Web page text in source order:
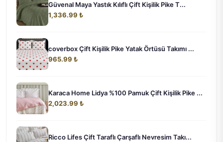
Güvenal Maya Yastık Kılıflı Çift Kişilik Pike T...
1,336.99 ₺
coverbox Çift Kişilik Pike Yatak Örtüsü Takımı ...
965.99 ₺
Karaca Home Lidya %100 Pamuk Çift Kişilik Pike ...
2,023.99 ₺
Ricco Lifes Çift Taraflı Çarşaflı Nevresim Takı...